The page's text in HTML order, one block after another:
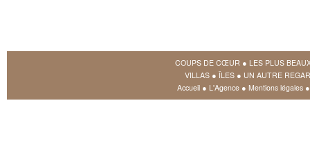
COUPS DE CŒUR ● LES PLUS
VILLAS ● ÎLES ● UN AUTRE
Accueil ● L'Agence ● Mentions légales